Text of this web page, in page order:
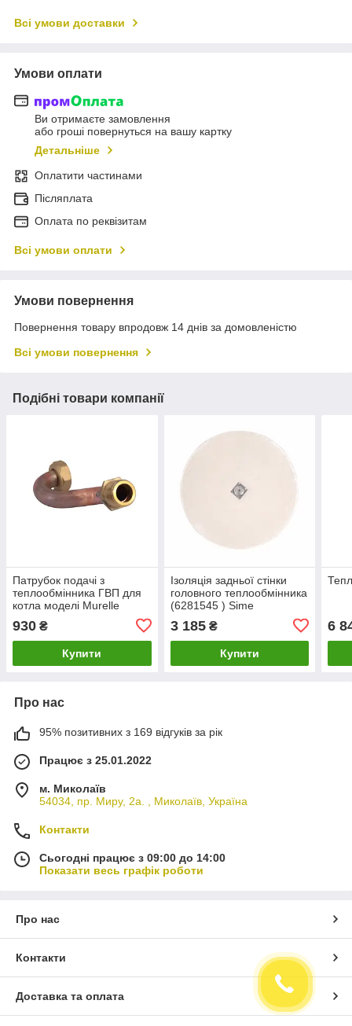
Всі умови доставки
Умови оплати
Ви отримаєте замовлення
або гроші повернуться на вашу картку
Детальніше
Оплатити частинами
Післяплата
Оплата по реквізитам
Всі умови оплати
Умови повернення
Повернення товару впродовж 14 днів за домовленістю
Всі умови повернення
Подібні товари компанії
Патрубок подачі з
теплообмінника ГВП для
котла моделі Murelle
930 ₴
Купити
Ізоляція задньої стінки
головного теплообмінника
(6281545 ) Sime
3 185₴
Купити
6
Про нас
95% позитивних з 169 відгуків за рік
Працює з 25.01.2022
м. Миколаїв
54034, пр. Миру, 2а. , Миколаїв, Україна
Контакти
Сьогодні працює з 09:00 до 14:00
Показати весь графік роботи
Про нас
Контакти
Доставка та оплата